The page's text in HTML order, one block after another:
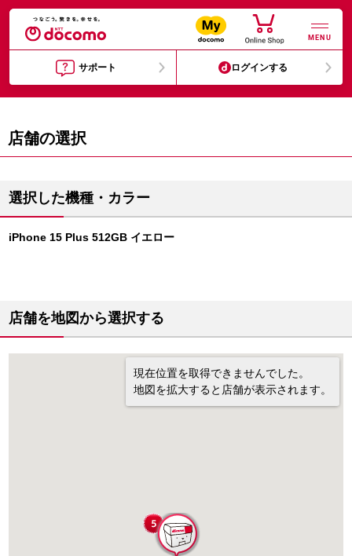
MENU
サポート ログインする
店舗の選択
選択した機種・カラー
iPhone 15 Plus 512GB イエロー
店舗を地図から選択する
現在位置を取得できませんでした。
地図を拡大すると店舗が表示されます。